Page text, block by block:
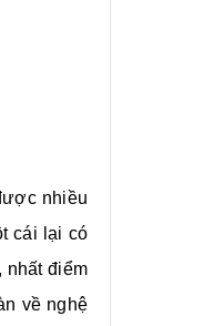
nhiều
cái lại có
nhất điểm
về nghệ